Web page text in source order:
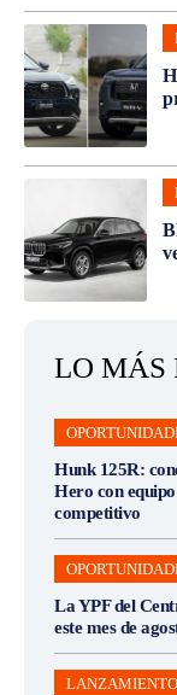
LO MÁS
Hunk 125R:
Hero con
competitivo
La YPF del
este mes de